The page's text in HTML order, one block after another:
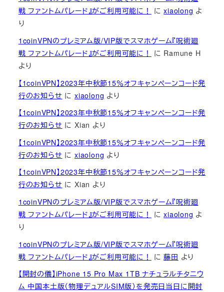
戦 ファントムパレード』がご利用可能に！
にxiaolong よ
り
1coinVPNのプレミアム版/VIP版でスマホゲーム『呪術廻
戦 ファントムパレード』がご利用可能に！
に Ramune H
より
【1coinVPN】2023年中秋節15％オフキャンペーンコード発
行のお知らせ にxiaolong より
【1coinVPN】2023年中秋節15％オフキャンペーンコード発
行のお知らせ にXian より
【1coinVPN】2023年中秋節15％オフキャンペーンコード発
行のお知らせ にxiaolong より
【1coinVPN】2023年中秋節15％オフキャンペーンコード発
行のお知らせ にXian より
1coinVPNのプレミアム版/VIP版でスマホゲーム『呪術廻
戦 ファントムパレード』がご利用可能に！
にxiaolong よ
り
1coinVPNのプレミアム版/VIP版でスマホゲーム『呪術廻
戦 ファントムパレード』がご利用可能に！
に藤田 より
【開封の儀】iPhone 15 Pro Max 1TB ナチュラルチタニウ
ム 中国本土版（物理デュアルSIM版）を発売日当日に開封